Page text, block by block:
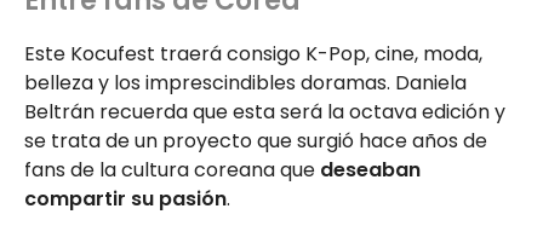
Este Kocufest traerá consigo K-Pop, cine, moda,
belleza y los imprescindibles doramas. Daniela
Beltrán recuerda que esta será la octava edición y
se trata de un proyecto que surgió hace años de
fans de la cultura coreana que deseaban
compartir su pasión.